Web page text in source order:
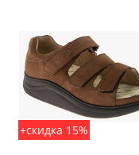
+скидка 15%